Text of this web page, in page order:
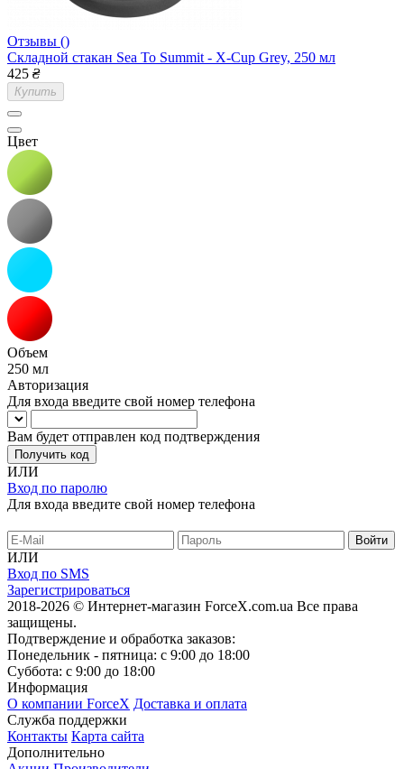
Отзывы ()
Складной стакан Sea To Summit - X-Cup Grey, 250 мл
425 ₴
Купить
Цвет
Объем
250 мл
Авторизация
Для входа введите свой номер телефона
Вам будет отправлен код подтверждения
Получить код
ИЛИ
Вход по паролю
Для входа введите свой номер телефона
ИЛИ
Вход по SMS
Зарегистрироваться
2018-2026 © Интернет-магазин ForceX.com.ua Все права
защищены.
Подтверждение и обработка заказов:
Понедельник - пятница: с 9:00 до 18:00
Суббота: с 9:00 до 18:00
Информация
О компании ForceX Доставка и оплата
Служба поддержки
Контакты Карта сайта
Дополнительно